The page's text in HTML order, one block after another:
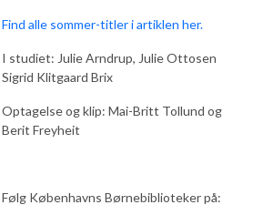
Find alle sommer-titler i artiklen her.
I studiet: Julie Arndrup, Julie Ottosen
Sigrid Klitgaard Brix
Optagelse og klip: Mai-Britt Tollund og
Berit Freyheit
Følg Københavns Børnebiblioteker på: